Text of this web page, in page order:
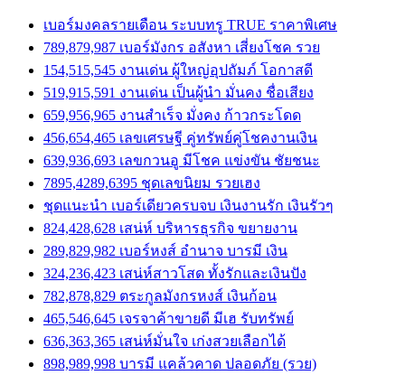
เบอร์มงคลรายเดือน ระบบทรู TRUE ราคาพิเศษ
789,879,987 เบอร์มังกร อสังหา เสี่ยงโชค รวย
154,515,545 งานเด่น ผู้ใหญ่อุปถัมภ์ โอกาสดี
519,915,591 งานเด่น เป็นผู้นำ มั่นคง ชื่อเสียง
659,956,965 งานสำเร็จ มั่งคง ก้าวกระโดด
456,654,465 เลขเศรษฐี คู่ทรัพย์คู่โชคงานเงิน
639,936,693 เลขกวนอู มีโชค แข่งขัน ชัยชนะ
7895,4289,6395 ชุดเลขนิยม รวยเฮง
ชุดแนะนำ เบอร์เดียวครบจบ เงินงานรัก เงินรัวๆ
824,428,628 เสน่ห์ บริหารธุรกิจ ขยายงาน
289,829,982 เบอร์หงส์ อำนาจ บารมี เงิน
324,236,423 เสน่ห์สาวโสด ทั้งรักและเงินปัง
782,878,829 ตระกูลมังกรหงส์ เงินก้อน
465,546,645 เจรจาค้าขายดี มีเฮ รับทรัพย์
636,363,365 เสน่ห์มั่นใจ เก่งสวยเลือกได้
898,989,998 บารมี แคล้วคาด ปลอดภัย (รวย)